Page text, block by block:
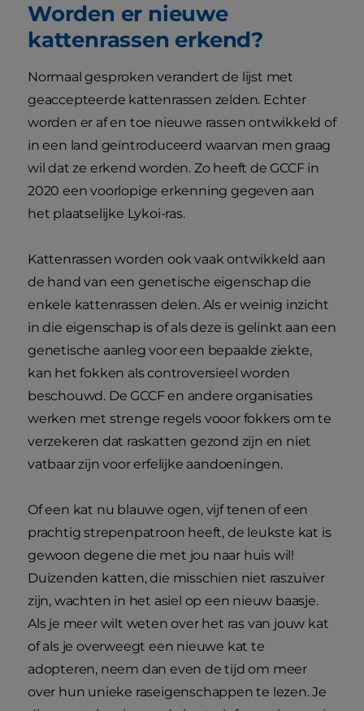
Worden er nieuwe
kattenrassen erkend?
Normaal gesproken verandert de lijst met
geaccepteerde kattenrassen zelden. Echter
worden er af en toe nieuwe rassen ontwikkeld of
in een land geïntroduceerd waarvan men graag
wil dat ze erkend worden. Zo heeft de GCCF in
2020 een voorlopige erkenning gegeven aan
het plaatselijke Lykoi-ras.
Kattenrassen worden ook vaak ontwikkeld aan
de hand van een genetische eigenschap die
enkele kattenrassen delen. Als er weinig inzicht
in die eigenschap is of als deze is gelinkt aan een
genetische aanleg voor een bepaalde ziekte,
kan het fokken als controversieel worden
beschouwd. De GCCF en andere organisaties
werken met strenge regels vooor fokkers om te
verzekeren dat raskatten gezond zijn en niet
vatbaar zijn voor erfelijke aandoeningen.
Of een kat nu blauwe ogen, vijf tenen of een
prachtig strepenpatroon heeft, de leukste kat is
gewoon degene die met jou naar huis wil!
Duizenden katten, die misschien niet raszuiver
zijn, wachten in het asiel op een nieuw baasje.
Als je meer wilt weten over het ras van jouw kat
of als je overweegt een nieuwe kat te
adopteren, neem dan even de tijd om meer
over hun unieke raseigenschappen te lezen. Je